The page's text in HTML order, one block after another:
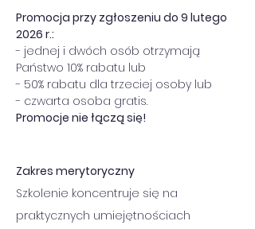
Promocja przy zgłoszeniu do 9 lutego
2026 r.:
- jednej i dwóch osób otrzymają
Państwo 10% rabatu lub
- 50% rabatu dla trzeciej osoby lub
- czwarta osoba gratis.
Promocje nie łączą się!
Zakres merytoryczny
Szkolenie koncentruje się na
praktycznych umiejętnościach